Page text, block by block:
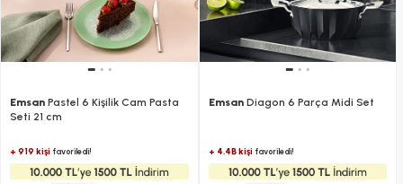
Emsan Pastel 6 Kişilik Cam Pasta
Seti 21 cm
+ 919 kişi favoriledi!
EmsanDiagon 6 Parça Midi Set
+ 4.4B kişifavoriledi!